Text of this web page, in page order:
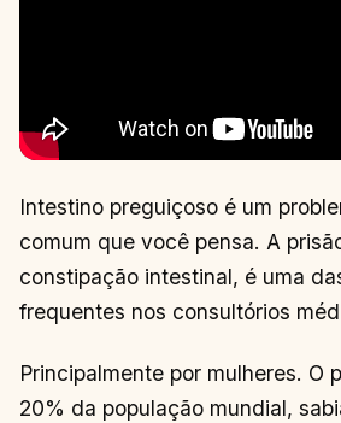
Intestino preguiçoso é um
comum que você pensa. A
constipação intestinal, é uma
frequentes nos consultórios
Principalmente por mulheres. O
20% da população mundial,